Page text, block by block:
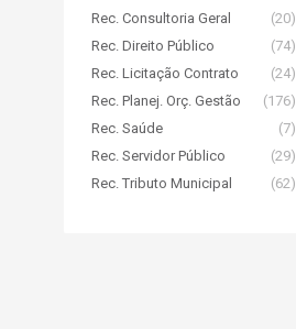
Rec. Consultoria Geral
(20)
Rec. Direito Público
(74)
Rec. Licitação Contrato
(24)
Rec. Planej. Orç. Gestão
(176)
Rec. Saúde
(7)
Rec. Servidor Público
(29)
Rec. Tributo Municipal
(62)